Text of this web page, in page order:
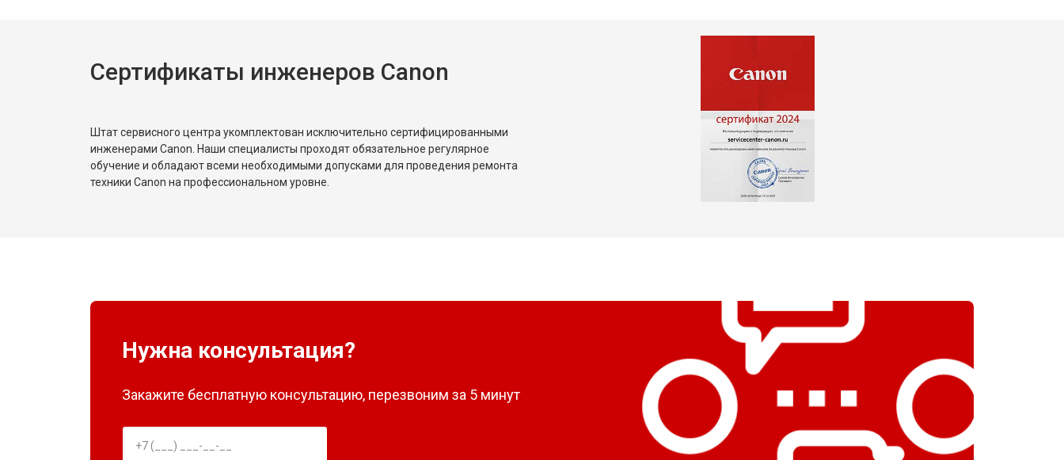
Сертификаты инженеров Canon
Штат сервисного центра укомплектован исключительно сертифицированными
инженерами Canon. Наши специалисты проходят обязательное регулярное
обучение и обладают всеми необходимыми допусками для проведения ремонта
техники Canon на профессиональном уровне.
Нужна консультация?
Закажите бесплатную консультацию, перезвоним за 5 минут